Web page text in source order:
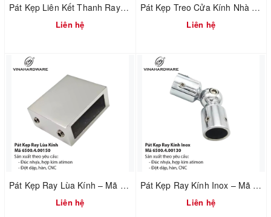
Pát Kẹp Liên Kết Thanh Ray Kính Vuông Góc 90° – Mã 6500.4.00170
Liên hệ
Pát Kẹp Treo Cửa Kính Nhà Tắm Inox 304 – Mã 6500.4.00160
Liên hệ
Pát Kẹp Ray Lùa Kính – Mã 6500.4.00150
Liên hệ
Pát Kẹp Ray Kính Inox – Mã 6500.4.00130
Liên hệ